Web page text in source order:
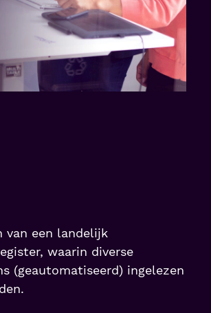
van een landelijk
waarin diverse
(geautomatiseerd) ingelezen